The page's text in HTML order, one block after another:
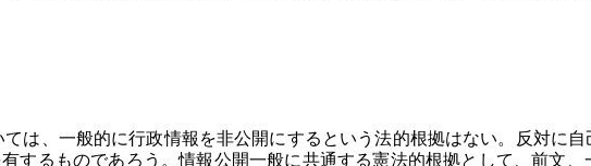
は、一般的に行政情報を非公開にするという法的根拠はない。反対に
するものであろう。情報公開一般に共通する憲法的根拠として、前文